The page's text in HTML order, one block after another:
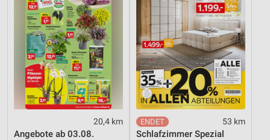
20,4 km
Angebote ab 03.08.
53 km
Schlafzimmer Spezial